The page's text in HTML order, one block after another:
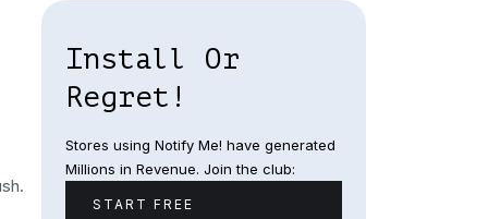
Install Or
Regret!
Stores using Notify Me! have generated
Millions in Revenue. Join the club:
START FREE